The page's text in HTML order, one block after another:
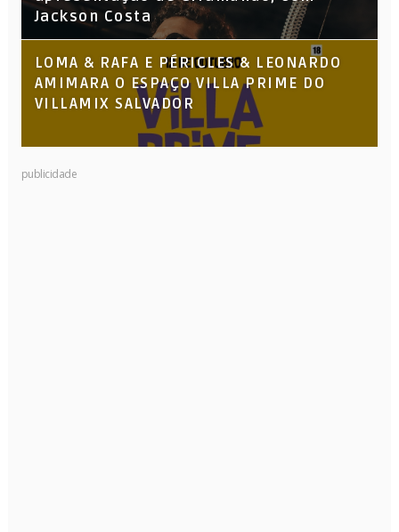
Jackson Costa
LOMA & RAFA E PÉRICLES & LEONARDO
AMIMARA O ESPAÇO VILLA PRIME DO
VILLAMIX SALVADOR
publicidade